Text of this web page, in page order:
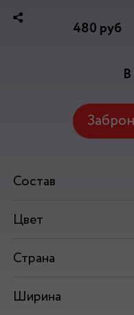
480 руб
Состав
Цвет
Страна
Ширина